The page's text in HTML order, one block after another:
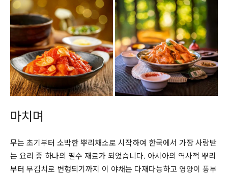
마치며
무는 초기부터 소박한 뿌리채소로 시작하여 한국에서 가장 사랑받
는 요리 중 하나의 필수 재료가 되었습니다. 아시아의 역사적 뿌리
부터 무김치로 변형되기까지 이 야채는 다재다능하고 영양이 풍부